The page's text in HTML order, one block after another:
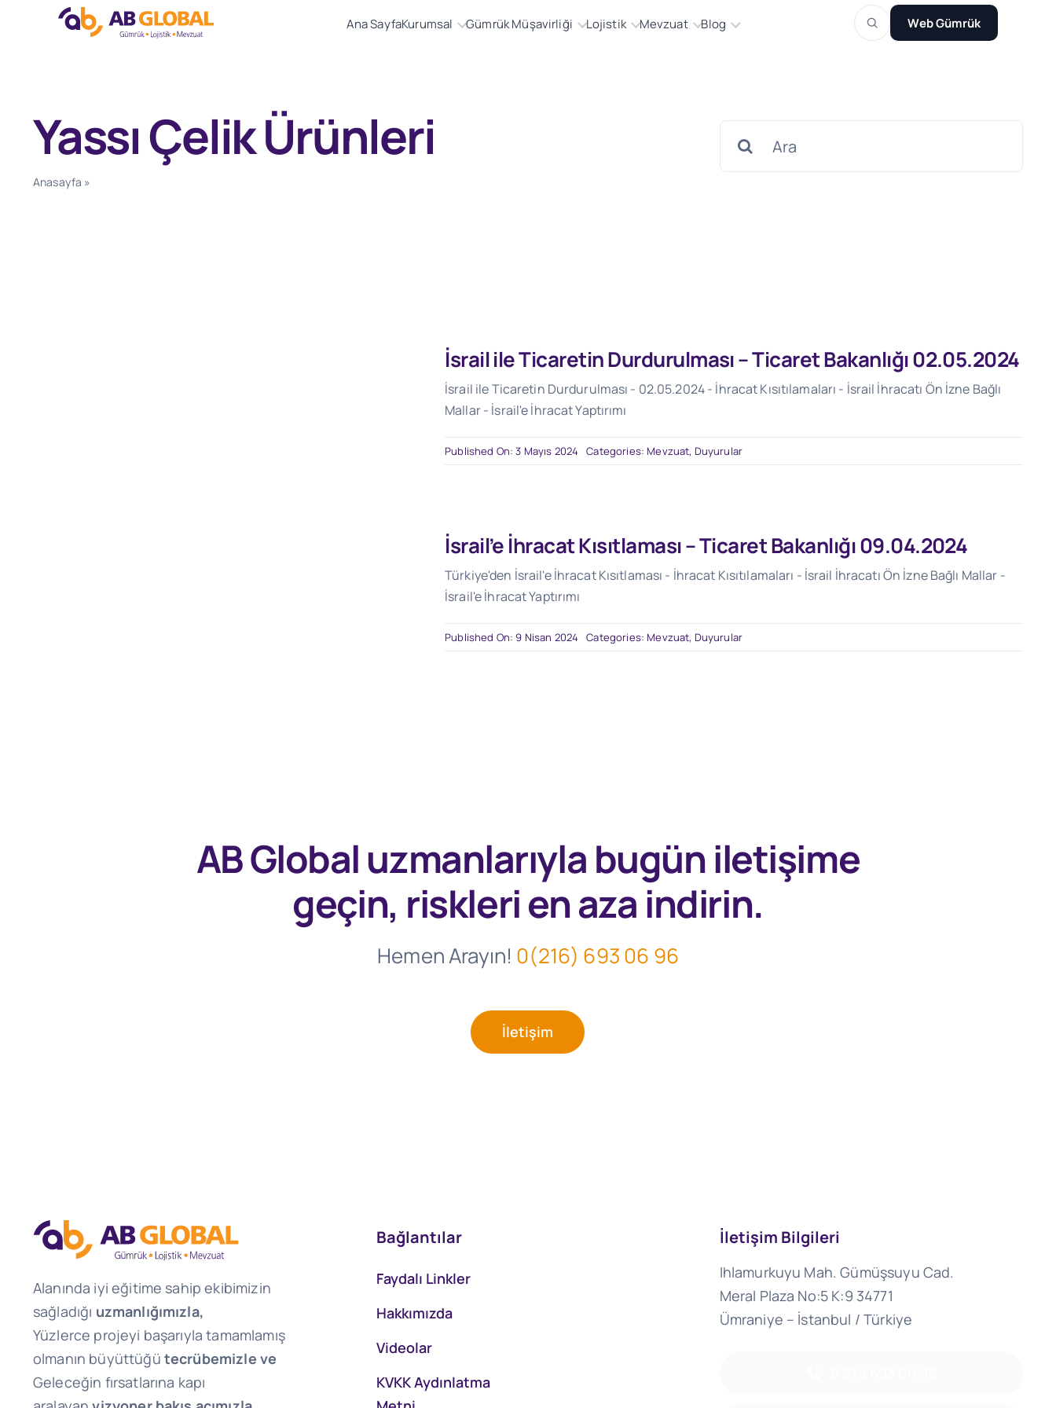
Ana SayfaKurumsal Gümrük Müşavirliği Lojistik Mevzuat Blog Web Gümrük
Yassı Çelik Ürünleri
Anasayfa »
İsrail ile Ticaretin Durdurulması – Ticaret Bakanlığı 02.05.2024
İsrail ile Ticaretin Durdurulması - 02.05.2024 - İhracat Kısıtılamaları - İsrail İhracatı Ön İzne Bağlı
Mallar - İsrail'e İhracat Yaptırımı
Published On: 3 Mayıs 2024 Categories: Mevzuat, Duyurular
İsrail’e İhracat Kısıtlaması – Ticaret Bakanlığı 09.04.2024
Türkiye'den İsrail'e İhracat Kısıtlaması - İhracat Kısıtılamaları - İsrail İhracatı Ön İzne Bağlı Mallar -
İsrail'e İhracat Yaptırımı
Published On: 9 Nisan 2024 Categories: Mevzuat, Duyurular
AB Global uzmanlarıyla bugüniletişime
geçin, riskleri en aza indirin.
Hemen Arayın! 0(216) 693 06 96
İletişim
Alanında iyi eğitime sahip ekibimizin
sağladığı uzmanlığımızla,
Yüzlerce projeyi başarıyla tamamlamış
olmanın büyüttüğü tecrübemizle ve
Geleceğin fırsatlarına kapı
Bağlantılar
Faydalı Linkler
Hakkımızda
Videolar
KVKK Aydınlatma
İletişim Bilgileri
Ihlamurkuyu Mah. Gümüşsuyu Cad.
Meral Plaza No:5 K:9 34771
Ümraniye – İstanbul / Türkiye